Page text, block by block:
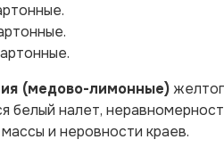
(медово-лимонные)
белый налет,
и неровности краев.